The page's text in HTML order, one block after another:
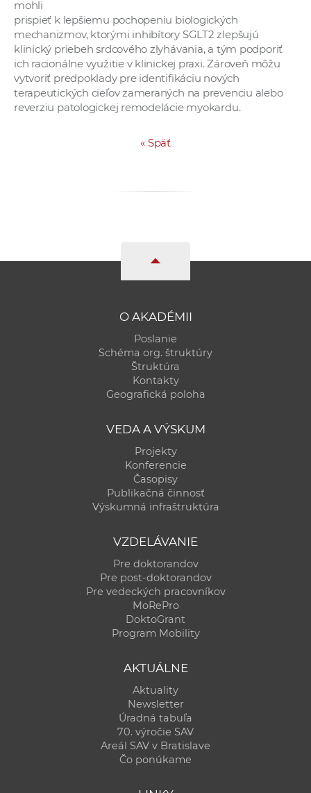
mohli
prispieť k lepšiemu pochopeniu biologických
mechanizmov, ktorými inhibítory SGLT2 zlepšujú
klinický priebeh srdcového zlyhávania, a tým podporiť
ich racionálne využitie v klinickej praxi. Zároveň môžu
vytvoriť predpoklady pre identifikáciu nových
terapeutických cieľov zameraných na prevenciu alebo
reverziu patologickej remodelácie myokardu.
«Späť
O AKADÉMII
Poslanie
Schéma org. štruktúry
Štruktúra
Kontakty
Geografická poloha
VEDA A VÝSKUM
Projekty
Konferencie
Časopisy
Publikačná činnosť
Výskumná infraštruktúra
VZDELÁVANIE
Pre doktorandov
Pre post-doktorandov
Pre vedeckých pracovníkov
MoRePro
DoktoGrant
Program Mobility
AKTUÁLNE
Aktuality
Newsletter
Úradná tabuľa
70. výročie SAV
Areál SAV v Bratislave
Čo ponúkame